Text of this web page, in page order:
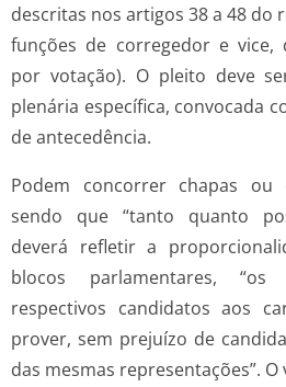
descritas nos artigos 38 a 48 do
funções de corregedor e vice,
por votação). O pleito deve
plenária específica, convocada
de antecedência.
Podem concorrer chapas ou
sendo que “tanto quanto
deverá refletir a
blocos parlamentares,
respectivos candidatos aos
prover, sem prejuízo de
das mesmas representações”.